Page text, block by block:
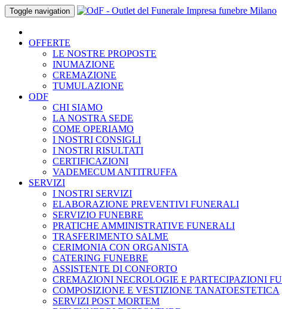
Skip
to
content
Toggle navigation
OFFERTE
LE NOSTRE PROPOSTE
INUMAZIONE
CREMAZIONE
TUMULAZIONE
ODF
CHI SIAMO
LA NOSTRA SEDE
COME OPERIAMO
I NOSTRI CONSIGLI
I NOSTRI RISULTATI
CERTIFICAZIONI
VADEMECUM ANTITRUFFA
SERVIZI
I NOSTRI SERVIZI
ELABORAZIONE PREVENTIVI FUNERALI
SERVIZIO FUNEBRE
PRATICHE AMMINISTRATIVE FUNERALI
TRASFERIMENTO SALME
CERIMONIA CON ORGANISTA
CATERING FUNEBRE
ASSISTENTE DI CONFORTO
CREMAZIONI NECROLOGIE E PARTECIPAZIONI
COMPOSIZIONE E VESTIZIONE TANATOESTETICA
SERVIZI POST MORTEM